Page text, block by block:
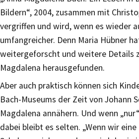
Bildern“, 2004, zusammen mit
vergriffen und wird, wenn es wieder
umfangreicher. Denn Maria Hübner
weitergeforscht und weitere Details
Magdalena herausgefunden.
Aber auch praktisch können sich
Bach-Museums der Zeit von Johann
Magdalena annähern. Und wenn
dabei bleibt es selten. „Wenn wir